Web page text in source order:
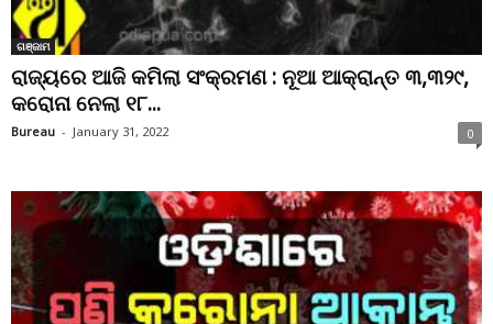
ଗଞ୍ଜାମ
ରାଜ୍ୟରେ ଆଜି କମିଲା ସଂକ୍ରମଣ : ନୂଆ ଆକ୍ରାନ୍ତ ୩,୩୨୯,
କରୋନା ନେଲା ୧୮...
Bureau - January 31, 2022 0